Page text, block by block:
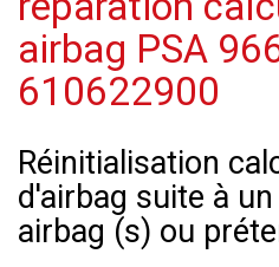
airbag PSA
610622900
Réinitialisation
d'airbag suite à
airbag (s) ou